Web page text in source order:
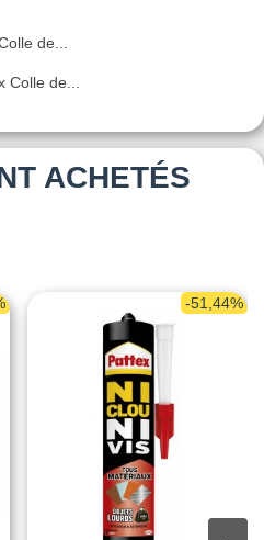
de...
de...
ACHETÉS
-51,44%